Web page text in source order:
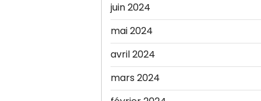
juin 2024
mai 2024
avril 2024
mars 2024